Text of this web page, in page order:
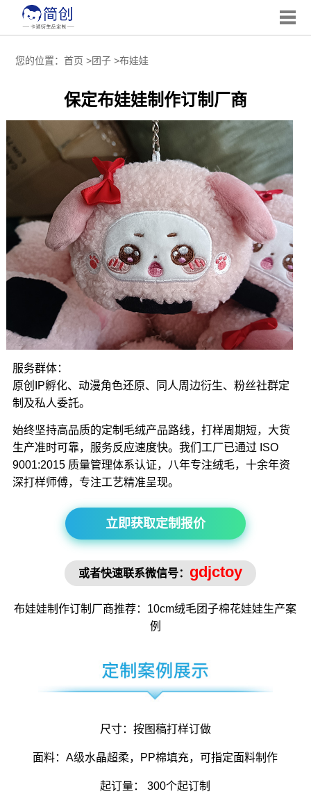
您的位置： 首页 >团子>布娃娃
保定布娃娃制作订制厂商
服务群体：
原创IP孵化、动漫角色还原、同人周边衍生、粉丝社群定
制及私人委託。
始终坚持高品质的定制毛绒产品路线，打样周期短，大货
生产准时可靠，服务反应速度快。我们工厂已通过 ISO
9001:2015 质量管理体系认证，八年专注绒毛，十余年资
深打样师傅，专注工艺精准呈现。
立即获取定制报价
或者快速联系微信号： gdjctoy
布娃娃制作订制厂商推荐：10cm绒毛团子棉花娃娃生产案
例
尺寸：按图稿打样订做
面料：A级水晶超柔，PP棉填充，可指定面料制作
起订量： 300个起订制